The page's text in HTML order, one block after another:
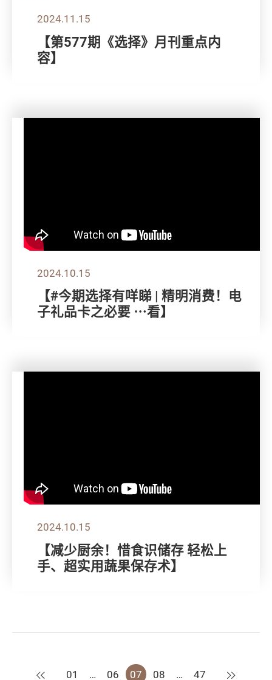
2024.11.15
【第577期《选择》月刊重点内
容】
2024.10.15
【#今期选择有咩睇 | 精明消费！电
子礼品卡之必要 ⋯看】
2024.10.15
【减少厨余！惜食识储存 轻松上
手、超实用蔬果保存术】
上一页
01 … 06 07 08 … 47 下一页